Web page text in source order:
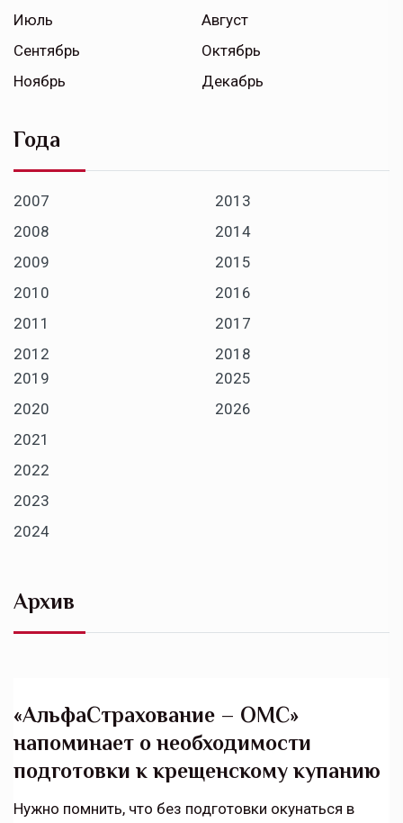
Июль
Август
Сентябрь
Октябрь
Ноябрь
Декабрь
Года
2007
2008
2009
2010
2011
2012
2013
2014
2015
2016
2017
2018
2019
2020
2021
2022
2023
2024
2025
2026
Архив
«АльфаСтрахование – ОМС»
напоминает о необходимости
подготовки к крещенскому купанию
Нужно помнить, что без подготовки окунаться в